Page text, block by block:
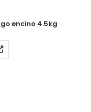
encino 4.5kg